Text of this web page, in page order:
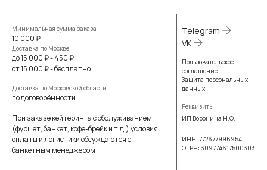
Минимальная сумма заказа
10 000 ₽
Доставка по Москве
до 15 000 ₽ - 450 ₽
от 15 000 ₽ - бесплатно
Доставка по Московской области
по договорённости
При заказе кейтеринга с обслуживанием
(фуршет, банкет, кофе-брейк и т.д.) условия
оплаты и логистики обсуждаются с
банкетным менеджером
Telegram
VK
Пользовательское
соглашение
Защита персональных
данных
Реквизиты
ИП Воронина Н.О.
ИНН: 772677996954
ОГРН: 309774617500303